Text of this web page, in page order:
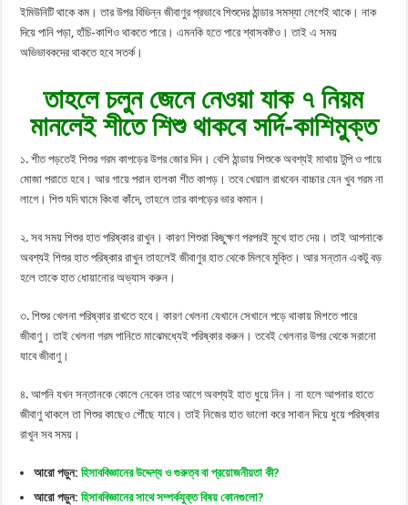
ইমিউনিটি থাকে কম। তার উপর বিভিন্ন জীবাণুর প্রভাবে শিশুদের ঠান্ডার সমস্যা লেগেই থাকে। নাক
দিয়ে পানি পড়া, হাঁচি-কাশিও থাকতে পারে। এমনকি হতে পারে শ্বাসকষ্টও। তাই এ সময়
অভিভাবকদের থাকতে হবে সতর্ক।
তাহলে চলুন জেনে নেওয়া যাক ৭ নিয়ম
মানলেই শীতে শিশু থাকবে সর্দি-কাশিমুক্ত
১. শীত পড়তেই শিশুর গরম কাপড়ের উপর জোর দিন। বেশি ঠান্ডায় শিশুকে অবশ্যই মাথায় টুপি ও পায়ে
মোজা পরাতে হবে। আর গায়ে পরান হালকা শীত কাপড়। তবে খেয়াল রাখবেন বাচ্চার যেন খুব গরম না
লাগে। শিশু যদি ঘামে কিংবা কাঁদে, তাহলে তার কাপড়ের ভার কমান।
২. সব সময় শিশুর হাত পরিষ্কার রাখুন। কারণ শিশুরা কিছুক্ষণ পরপরই মুখে হাত দেয়। তাই আপনাকে
অবশ্যই শিশুর হাত পরিষ্কার রাখুন তাহলেই জীবাণুর হাত থেকে মিলবে মুক্তি। আর সন্তান একটু বড়
হলে তাকে হাত ধোয়ানোর অভ্যাস করুন।
৩. শিশুর খেলনা পরিষ্কার রাখতে হবে। কারণ খেলনা যেখানে সেখানে পড়ে থাকায় মিশতে পারে
জীবাণু। তাই খেলনা গরম পানিতে মাঝেমধ্যেই পরিষ্কার করুন। তবেই খেলনার উপর থেকে সরানো
যাবে জীবাণু।
৪. আপনি যখন সন্তানকে কোলে নেবেন তার আগে অবশ্যই হাত ধুয়ে নিন। না হলে আপনার হাতে
জীবাণু থাকলে তা শিশুর কাছেও পৌঁছে যাবে। তাই নিজের হাত ভালো করে সাবান দিয়ে ধুয়ে পরিষ্কার
রাখুন সব সময়।
আরো পড়ুন:হিসাববিজ্ঞানের উদ্দেশ্য ও গুরুত্ব বা প্রয়োজনীয়তা কী?
আরো পড়ুন:হিসাববিজ্ঞানের সাথে সম্পর্কযুক্ত বিষয় কোনগুলো?